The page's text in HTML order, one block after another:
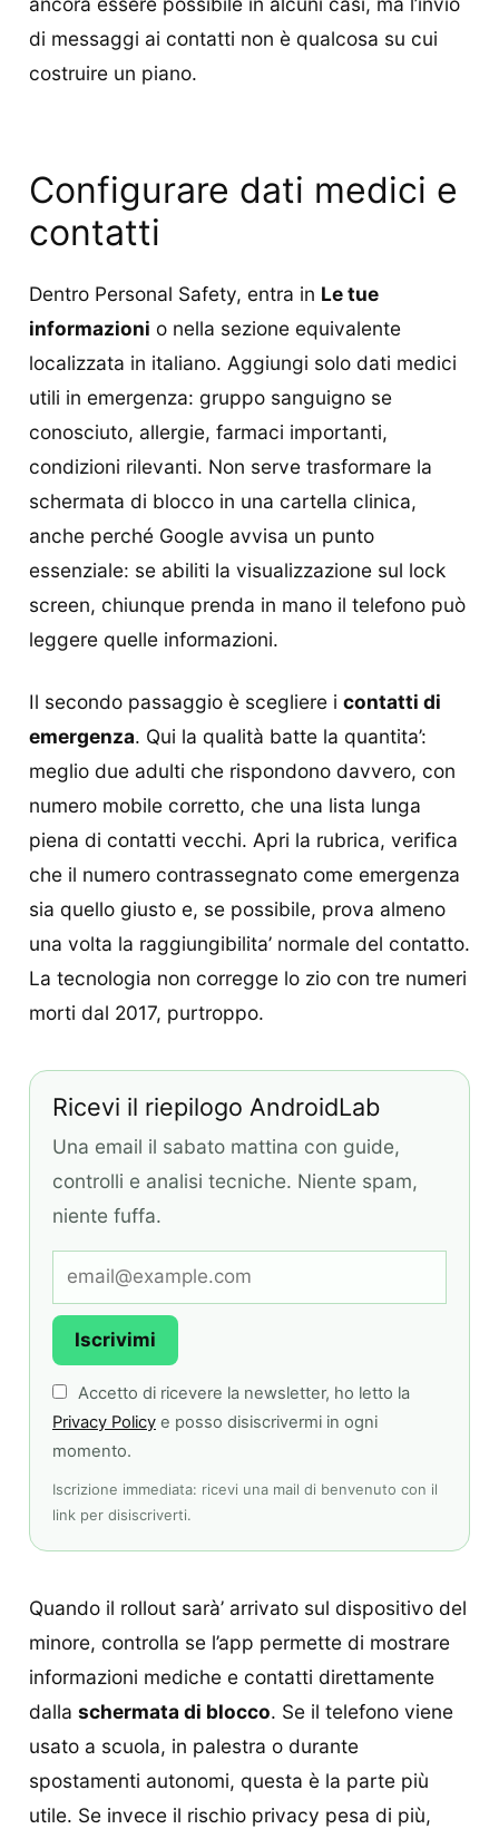
di messaggi ai contatti non è qualcosa su cui
costruire un piano.
Configurare dati medici e
contatti
Dentro Personal Safety, entra in Le tue
informazioni o nella sezione equivalente
localizzata in italiano. Aggiungi solo dati medici
utili in emergenza: gruppo sanguigno se
conosciuto, allergie, farmaci importanti,
condizioni rilevanti. Non serve trasformare la
schermata di blocco in una cartella clinica,
anche perché Google avvisa un punto
essenziale: se abiliti la visualizzazione sul lock
screen, chiunque prenda in mano il telefono può
leggere quelle informazioni.
Il secondo passaggio è scegliere i contatti di
emergenza. Qui la qualità batte la quantita’:
meglio due adulti che rispondono davvero, con
numero mobile corretto, che una lista lunga
piena di contatti vecchi. Apri la rubrica, verifica
che il numero contrassegnato come emergenza
sia quello giusto e, se possibile, prova almeno
una volta la raggiungibilita’ normale del contatto.
La tecnologia non corregge lo zio con tre numeri
morti dal 2017, purtroppo.
Ricevi il riepilogo AndroidLab
Una email il sabato mattina con guide,
controlli e analisi tecniche. Niente spam,
niente fuffa.
Iscrivimi
Accetto di ricevere la newsletter, ho letto la
Privacy Policy e posso disiscrivermi in ogni
momento.
Iscrizione immediata: ricevi una mail di benvenuto con il
link per disiscriverti.
Quando il rollout sarà’ arrivato sul dispositivo del
minore, controlla se l’app permette di mostrare
informazioni mediche e contatti direttamente
dalla schermata di blocco. Se il telefono viene
usato a scuola, in palestra o durante
spostamenti autonomi, questa è la parte più
utile. Se invece il rischio privacy pesa di più,